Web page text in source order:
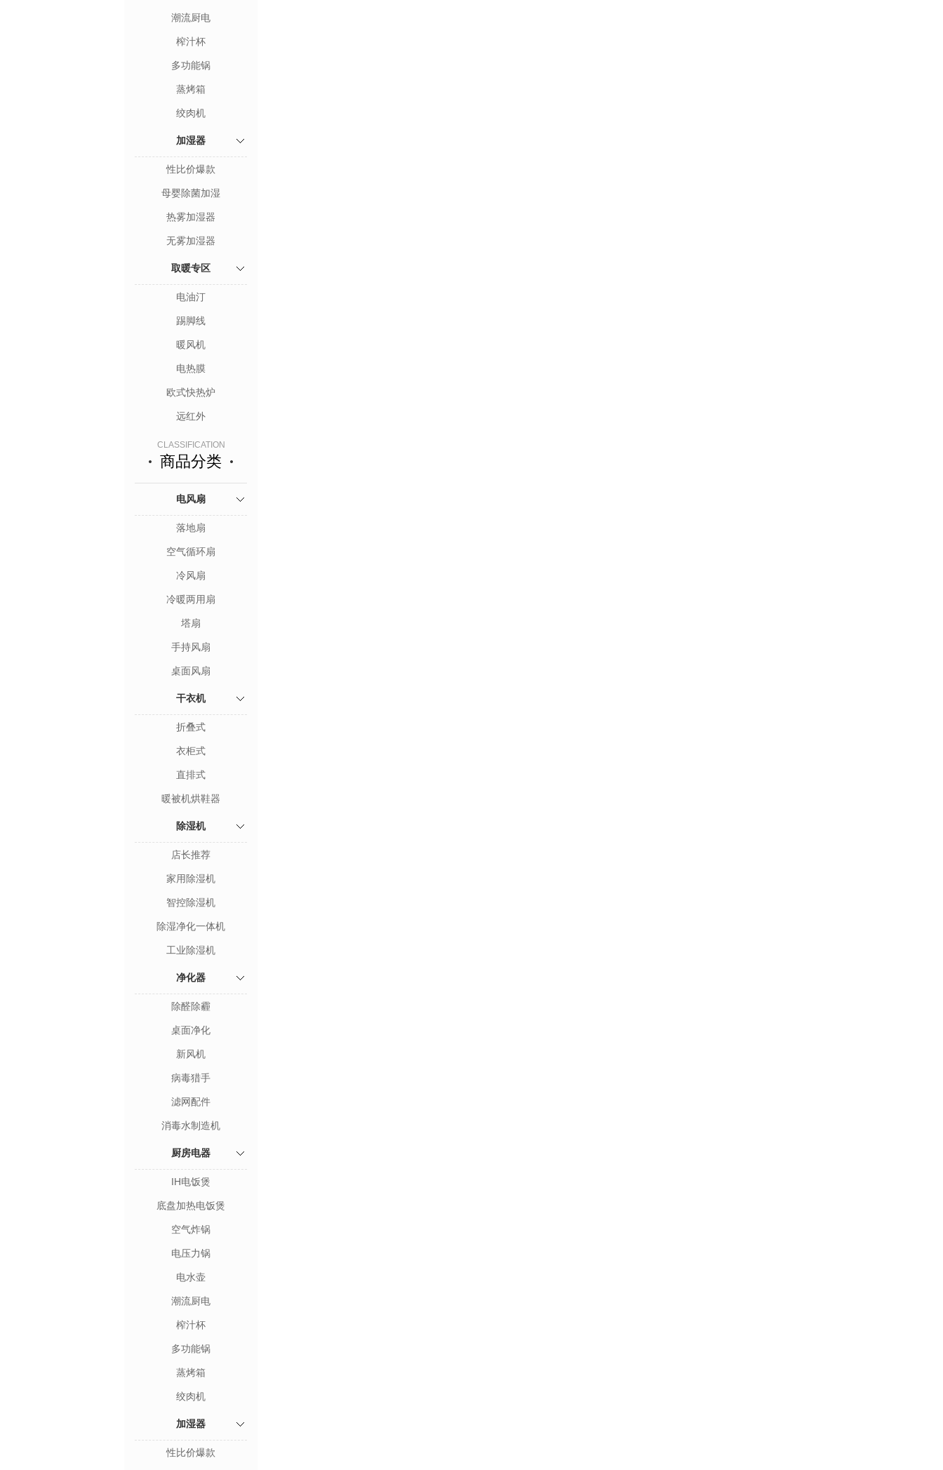
潮流厨电
榨汁杯
多功能锅
蒸烤箱
绞肉机
加湿器
性比价爆款
母婴除菌加湿
热雾加湿器
无雾加湿器
取暖专区
电油汀
踢脚线
暖风机
电热膜
欧式快热炉
远红外
CLASSIFICATION
商品分类
电风扇
落地扇
空气循环扇
冷风扇
冷暖两用扇
塔扇
手持风扇
桌面风扇
干衣机
折叠式
衣柜式
直排式
暖被机烘鞋器
除湿机
店长推荐
家用除湿机
智控除湿机
除湿净化一体机
工业除湿机
净化器
除醛除霾
桌面净化
新风机
病毒猎手
滤网配件
消毒水制造机
厨房电器
IH电饭煲
底盘加热电饭煲
空气炸锅
电压力锅
电水壶
潮流厨电
榨汁杯
多功能锅
蒸烤箱
绞肉机
加湿器
性比价爆款